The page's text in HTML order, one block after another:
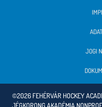
JOGI
©2026 FEHÉRVÁR HOCKEY
JÉGKORONG AKADÉMIA